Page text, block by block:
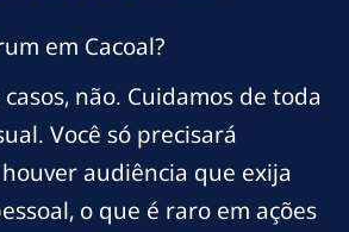
em Cacoal?
não. Cuidamos de toda
Você só precisará
audiência que exija
o que é raro em ações